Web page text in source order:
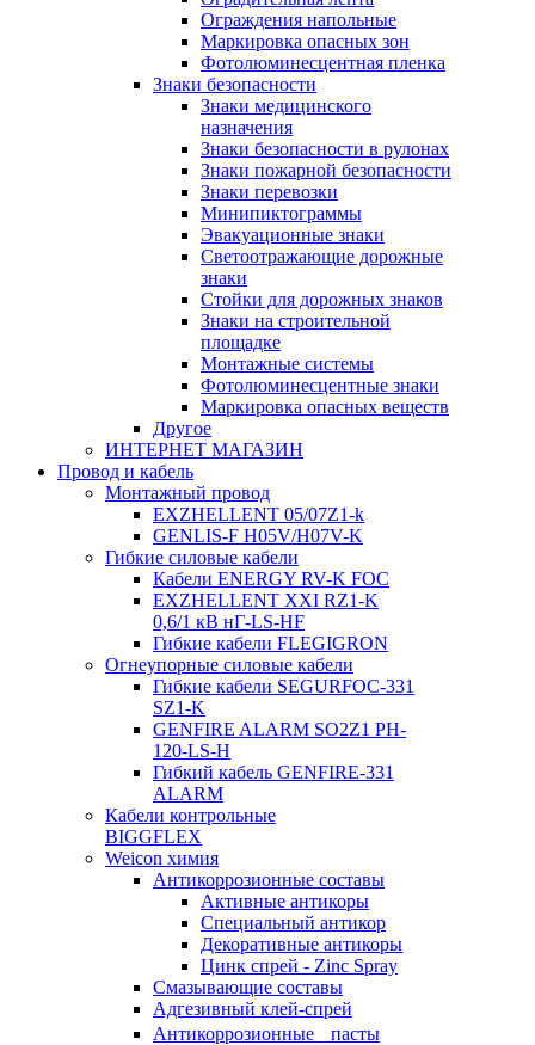
Ограждения напольные
Маркировка опасных зон
Фотолюминесцентная пленка
Знаки безопасности
Знаки медицинского
назначения
Знаки безопасности в рулонах
Знаки пожарной безопасности
Знаки перевозки
Минипиктограммы
Эвакуационные знаки
Светоотражающие дорожные
знаки
Стойки для дорожных знаков
Знаки на строительной
площадке
Монтажные системы
Фотолюминесцентные знаки
Маркировка опасных веществ
Другое
ИНТЕРНЕТ МАГАЗИН
Провод и кабель
Монтажный провод
EXZHELLENT 05/07Z1-k
GENLIS-F Н05V/H07V-K
Гибкие силовые кабели
Кабели ENERGY RV-K FOC
EXZHELLENT XXI RZ1-K
0,6/1 кВ нГ-LS-HF
Гибкие кабели FLEGIGRON
Огнеупорные силовые кабели
Гибкие кабели SEGURFOC-331
SZ1-K
GENFIRE ALARM SO2Z1 PH-
120-LS-H
Гибкий кабель GENFIRE-331
ALARM
Кабели контрольные
BIGGFLEX
Weicon химия
Антикоррозионные составы
Активные антикоры
Специальный антикор
Декоративные антикоры
Цинк спрей - Zinc Spray
Смазывающие составы
Адгезивный клей-спрей
Антикоррозионные пасты